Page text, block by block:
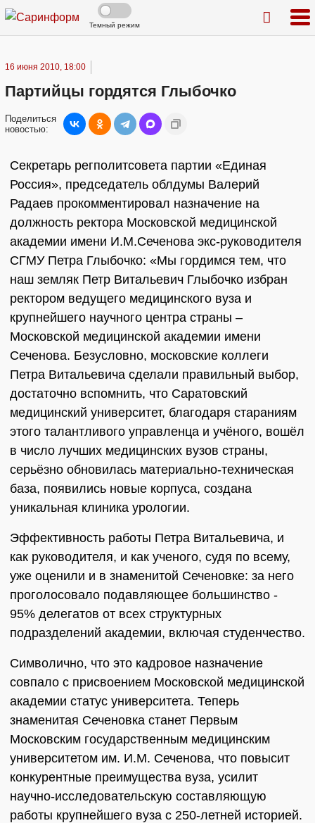
Темный режим
16 июня 2010, 18:00
Партийцы гордятся Глыбочко
Поделиться
новостью:
Секретарь регполитсовета партии «Единая
Россия», председатель облдумы Валерий
Радаев прокомментировал назначение на
должность ректора Московской медицинской
академии имени И.М.Сеченова экс-руководителя
СГМУ Петра Глыбочко: «Мы гордимся тем, что
наш земляк Петр Витальевич Глыбочко избран
ректором ведущего медицинского вуза и
крупнейшего научного центра страны –
Московской медицинской академии имени
Сеченова. Безусловно, московские коллеги
Петра Витальевича сделали правильный выбор,
достаточно вспомнить, что Саратовский
медицинский университет, благодаря стараниям
этого талантливого управленца и учёного, вошёл
в число лучших медицинских вузов страны,
серьёзно обновилась материально-техническая
база, появились новые корпуса, создана
уникальная клиника урологии.
Эффективность работы Петра Витальевича, и
как руководителя, и как ученого, судя по всему,
уже оценили и в знаменитой Сеченовке: за него
проголосовало подавляющее большинство -
95% делегатов от всех структурных
подразделений академии, включая студенчество.
Символично, что это кадровое назначение
совпало с присвоением Московской медицинской
академии статус университета. Теперь
знаменитая Сеченовка станет Первым
Московским государственным медицинским
университетом им. И.М. Сеченова, что повысит
конкурентные преимущества вуза, усилит
научно-исследовательскую составляющую
работы крупнейшего вуза с 250-летней историей.